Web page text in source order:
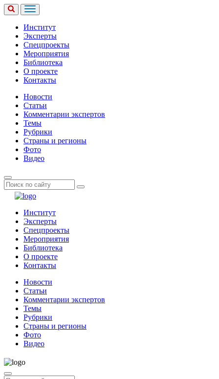
Институт
Эксперты
Спецпроекты
Мероприятия
Библиотека
О проекте
Контакты
Новости
Статьи
Комментарии экспертов
Темы
Рубрики
Страны и регионы
Фото
Видео
Институт
Эксперты
Спецпроекты
Мероприятия
Библиотека
О проекте
Контакты
Новости
Статьи
Комментарии экспертов
Темы
Рубрики
Страны и регионы
Фото
Видео